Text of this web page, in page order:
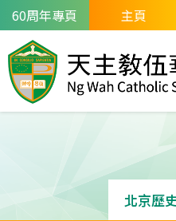
移至主內容
60周年專頁 主頁
北京歷